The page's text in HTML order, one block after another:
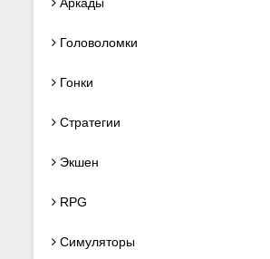
Головоломки
Гонки
Стратегии
Экшен
RPG
Симуляторы